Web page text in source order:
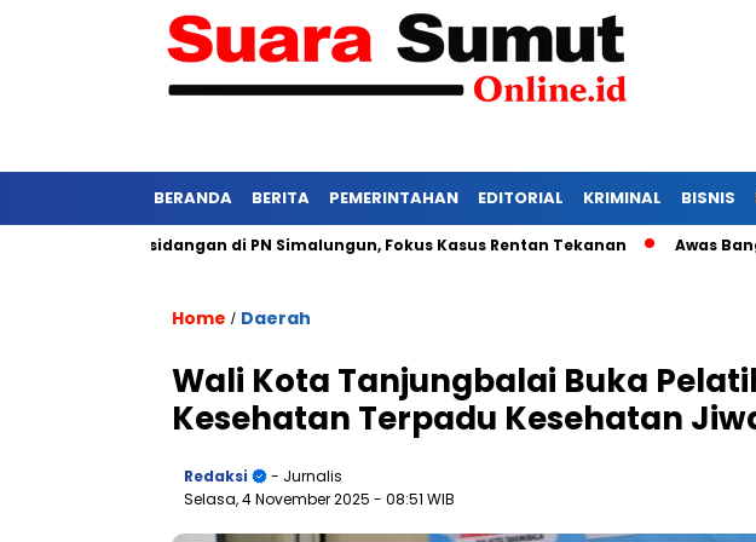
BERANDA BERITA PEMERINTAHAN EDITORIAL KRIMINAL BISNIS
Persidangan di PN Simalungun, Fokus Kasus Rentan Tekanan Awas Bangkrut!
Home / Daerah
Wali Kota Tanjungbalai Buka
Kesehatan Terpadu Kesehatan
Redaksi
- Jurnalis
Selasa, 4 November 2025 - 08:51 WIB